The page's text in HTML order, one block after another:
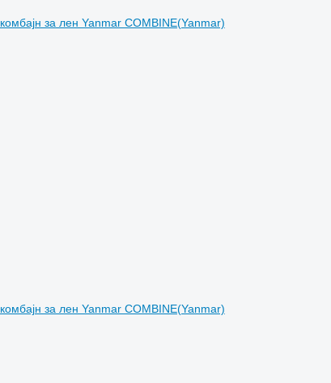
комбајн за лен Yanmar COMBINE(Yanmar)
комбајн за лен Yanmar COMBINE(Yanmar)